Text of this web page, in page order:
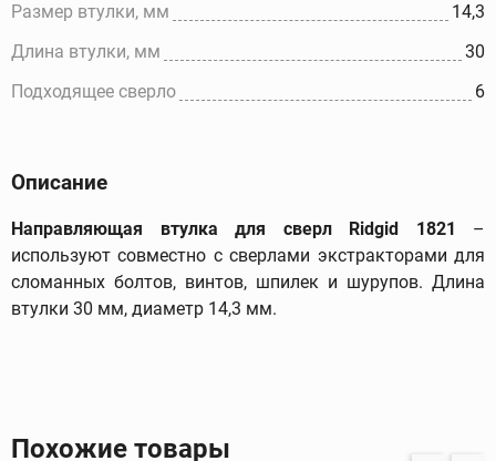
Размер втулки, мм
14,3
Длина втулки, мм
30
Подходящее сверло
6
Описание
Направляющая втулка для сверл Ridgid 1821
–
используют совместно с сверлами экстракторами для
сломанных болтов, винтов, шпилек и шурупов. Длина
втулки 30 мм, диаметр 14,3 мм.
Похожие товары